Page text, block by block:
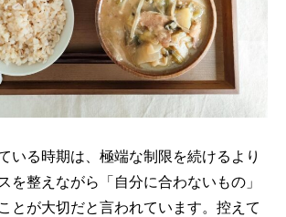
いる時期は、極端な制限を続けるより
を整えながら「自分に合わないもの」
とが大切だと言われています。控えて